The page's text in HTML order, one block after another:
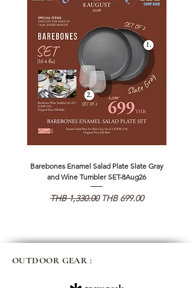
Barebones Enamel Salad Plate Slate Gray
and Wine Tumbler SET-8Aug26
일반가
THB 1,330.00 할인가
THB 699.00
OUTDOOR GEAR :